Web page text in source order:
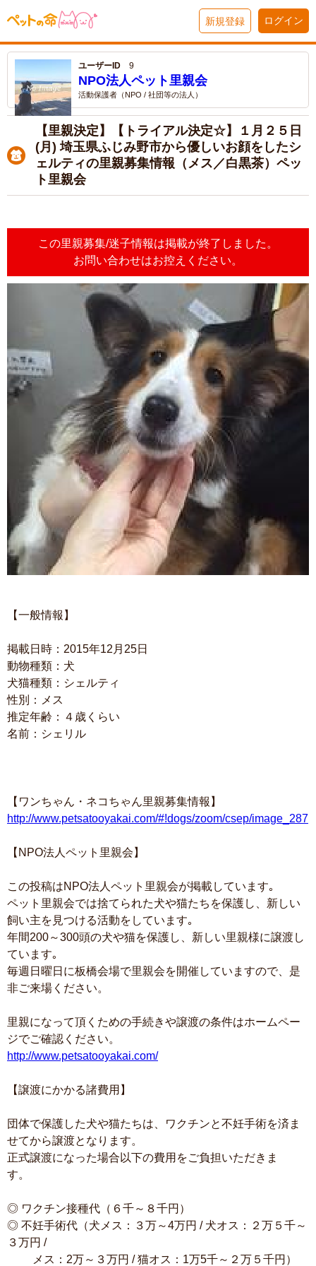
新規登録 ログイン
ユーザーID 9
NPO法人ペット里親会
活動保護者（NPO / 社団等の法人）
【里親決定】【トライアル決定☆】１月２５日
(月) 埼玉県ふじみ野市から優しいお顔をしたシ
ェルティの里親募集情報（メス／白黒茶）ペッ
ト里親会
この里親募集/迷子情報は掲載が終了しました。
お問い合わせはお控えください。
【一般情報】
掲載日時：2015年12月25日
動物種類：犬
犬猫種類：シェルティ
性別：メス
推定年齢：４歳くらい
名前：シェリル
【ワンちゃん・ネコちゃん里親募集情報】
http://www.petsatooyakai.com/#!dogs/zoom/csep/image_287
【NPO法人ペット里親会】
この投稿はNPO法人ペット里親会が掲載しています｡
ペット里親会では捨てられた犬や猫たちを保護し、新しい
飼い主を見つける活動をしています｡
年間200～300頭の犬や猫を保護し、新しい里親様に譲渡し
ています｡
毎週日曜日に板橋会場で里親会を開催していますので、是
非ご来場ください。
里親になって頂くための手続きや譲渡の条件はホームペー
ジでご確認ください。
http://www.petsatooyakai.com/
【譲渡にかかる諸費用】
団体で保護した犬や猫たちは、ワクチンと不妊手術を済ま
せてから譲渡となります。
正式譲渡になった場合以下の費用をご負担いただきま
す。
◎ ワクチン接種代（６千～８千円）
◎ 不妊手術代（犬メス：３万～4万円 / 犬オス：２万５千～
３万円 /
メス：2万～３万円 / 猫オス：1万5千～２万５千円）